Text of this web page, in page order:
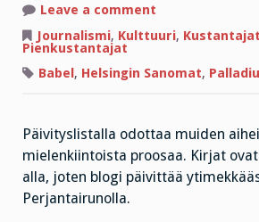
Leave a comment
pätsi
tyttäret
Journalismi, Kulttuuri, Kustantajat
Pienkustantajat
Babel , Helsingin Sanomat,
Päivityslistalla odottaa muiden
mielenkiintoista proosaa. Kirjat
alla, joten blogi päivittää
Perjantairunolla.